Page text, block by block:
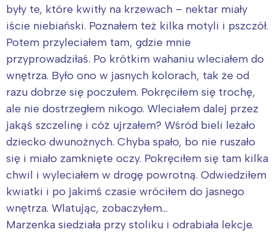
były te, które kwitły na krzewach – nektar miały
iście niebiański. Poznałem też kilka motyli i pszczół.
Potem przyleciałem tam, gdzie mnie
przyprowadziłaś. Po krótkim wahaniu wleciałem do
wnętrza. Było ono w jasnych kolorach, tak że od
razu dobrze się poczułem. Pokręciłem się trochę,
ale nie dostrzegłem nikogo. Wleciałem dalej przez
jakąś szczelinę i cóż ujrzałem? Wśród bieli leżało
dziecko dwunożnych. Chyba spało, bo nie ruszało
się i miało zamknięte oczy. Pokręciłem się tam kilka
chwil i wyleciałem w drogę powrotną. Odwiedziłem
kwiatki i po jakimś czasie wróciłem do jasnego
wnętrza. Wlatując, zobaczyłem…
Marzenka siedziała przy stoliku i odrabiała lekcje.